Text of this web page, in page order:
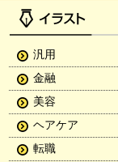
汎用
金融
美容
ヘアケア
転職